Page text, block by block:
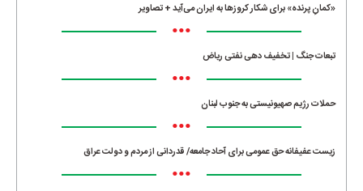
«کمانِ پرنده» برای شکار کروزها به ایران می‌آید + تصاویر
•••
تبعات جنگ | تخفیف دهی نفتی ریاض
•••
حملات رژیم صهیونیستی به جنوب لبنان
•••
زیست عفیفانه حق عمومی برای آحاد جامعه/ قدردانی از مردم و دولت عراق
•••